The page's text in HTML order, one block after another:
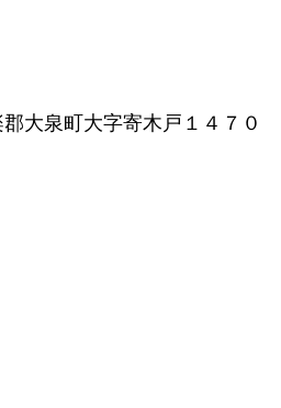
大泉町大字寄木戸１４７０